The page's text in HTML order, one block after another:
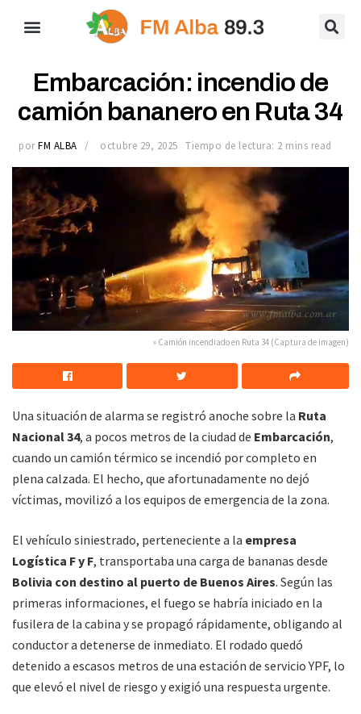
Embarcación: incendio de
camión bananero en Ruta 34
por FM ALBA octubre 29, 2025 Tiempo de lectura: 2 mins read
» Camión incendiado en Ruta 34 (Captura de imagen)
Una situación de alarma se registró anoche sobre la Ruta
Nacional 34, a pocos metros de la ciudad de Embarcación,
cuando un camión térmico se incendió por completo en
plena calzada. El hecho, que afortunadamente no dejó
víctimas, movilizó a los equipos de emergencia de la zona.
El vehículo siniestrado, perteneciente a la empresa
Logística F y F, transportaba una carga de bananas desde
Bolivia con destino al puerto de Buenos Aires. Según las
primeras informaciones, el fuego se habría iniciado en la
fusilera de la cabina y se propagó rápidamente, obligando al
conductor a detenerse de inmediato. El rodado quedó
detenido a escasos metros de una estación de servicio YPF, lo
que elevó el nivel de riesgo y exigió una respuesta urgente.